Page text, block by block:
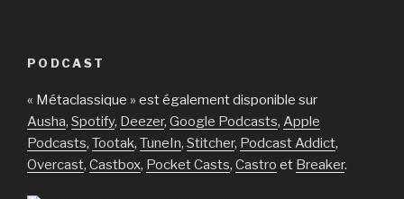
PODCAST
« Métaclassique » est également disponible sur
Ausha, Spotify, Deezer, Google Podcasts, Apple
Podcasts, Tootak, TuneIn, Stitcher, Podcast Addict,
Overcast, Castbox, Pocket Casts, Castro et Breaker.